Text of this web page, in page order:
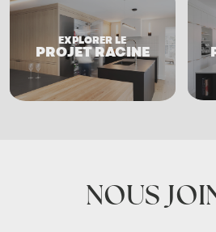
EXPLORER LE
PROJET RACINE
NOUS